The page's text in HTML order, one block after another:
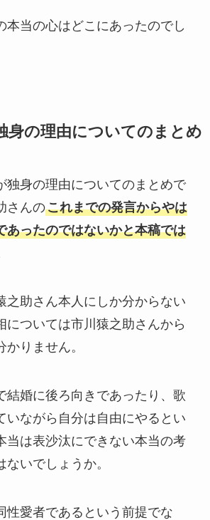
本当の心はどこにあったのでし
身の理由についてのまとめ
独身の理由についてのまとめで
さんのこれまでの発言からやは
あったのではないかと本稿では
之助さん本人にしか分からない
については市川猿之助さんから
りません。
結婚に後ろ向きであったり、歌
いながら自分は自由にやるとい
当は表沙汰にできない本当の考
ないでしょうか。
性愛者であるという前提でな